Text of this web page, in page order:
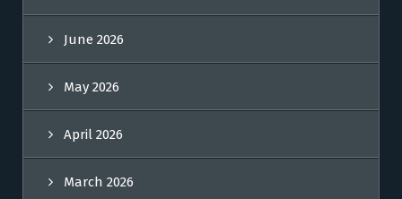
June 2026
May 2026
April 2026
March 2026